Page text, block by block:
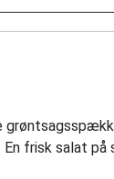
frisk salat på